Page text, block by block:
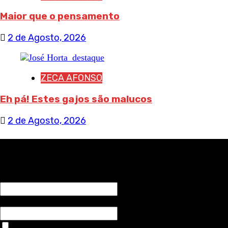
Maior que o pensamento
2 de Agosto, 2026
ZECA AFONSO
Eh pá! Estes gajos são malucos
2 de Agosto, 2026